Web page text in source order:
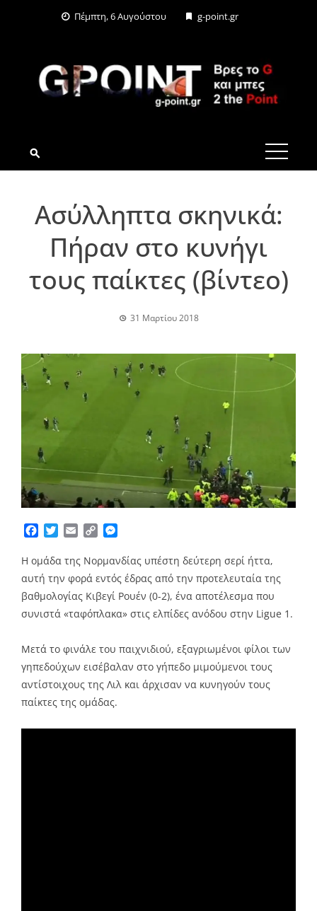
Πέμπτη, 6 Αυγούστου g-point.gr
G-POINT.GR
Ασύλληπτα σκηνικά:
Πήραν στο κυνήγι
τους παίκτες (βίντεο)
31 Μαρτίου 2018
Facebook
TwitterEmailCopy
H ομάδα της Νορμανδίας υπέστη δεύτερη σερί ήττα,
αυτή την φορά εντός έδρας από την προτελευταία της
βαθμολογίας Κιβεγί Ρουέν (0-2), ένα αποτέλεσμα που
συνιστά «ταφόπλακα» στις ελπίδες ανόδου στην Ligue 1.
Μετά το φινάλε του παιχνιδιού, εξαγριωμένοι φίλοι των
γηπεδούχων εισέβαλαν στο γήπεδο μιμούμενοι τους
αντίστοιχους της Λιλ και άρχισαν να κυνηγούν τους
παίκτες της ομάδας.